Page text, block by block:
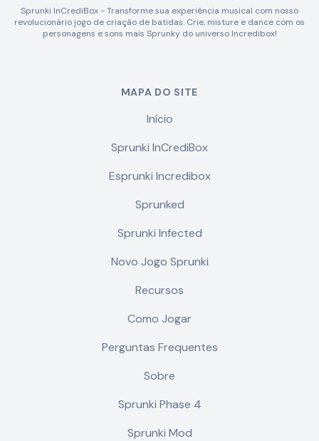
Sprunki InCrediBox - Transforme sua experiência musical com nosso
revolucionário jogo de criação de batidas. Crie, misture e dance com os
personagens e sons mais Sprunky do universo Incredibox!
MAPA DO SITE
Início
Sprunki InCrediBox
Esprunki Incredibox
Sprunked
Sprunki Infected
Novo Jogo Sprunki
Recursos
Como Jogar
Perguntas Frequentes
Sobre
Sprunki Phase 4
Sprunki Mod